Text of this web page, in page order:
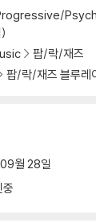
DVD 클리너 등 전
우 호환 상의 문제
다. 독립형 전용 플
불량의 경우 교환
아있거나 인쇄 면
다. 단, 재생에 이
팝/락/재즈
팝/락/재즈 블루레
월 28일
중